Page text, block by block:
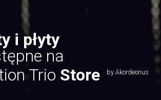
i płyty
na
Trio Store by Akordeonus